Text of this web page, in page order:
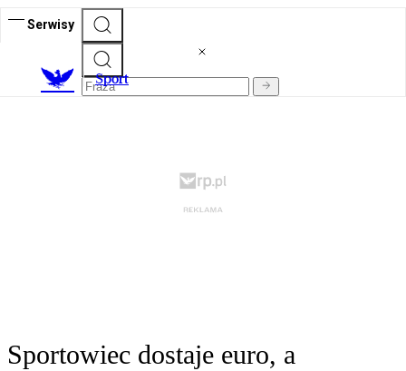
Serwisy
Sport
Sportowiec dostaje euro, a